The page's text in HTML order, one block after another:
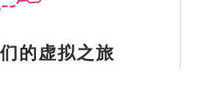
的虚拟之旅